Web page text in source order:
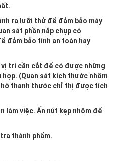
ra lưỡi thử để đảm bảo máy
sát phần nắp chụp có
đảm bảo tính an toàn hay
vị trí cần cắt để có được những
(Quan sát kích thước nhôm
thanh thước chỉ thị được tích
làm việc. Ấn nút kẹp nhôm để
thành phẩm.